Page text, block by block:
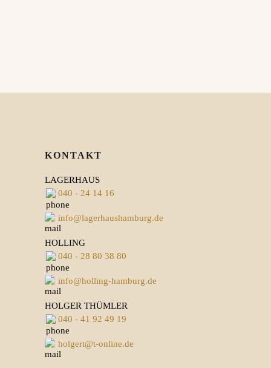
KONTAKT
LAGERHAUS
040 - 24 14 16
info@lagerhaushamburg.de
HOLLING
040 - 28 80 38 80
info@holling-hamburg.de
HOLGER THÜMLER
040 - 41 92 49 19
holgert@t-online.de